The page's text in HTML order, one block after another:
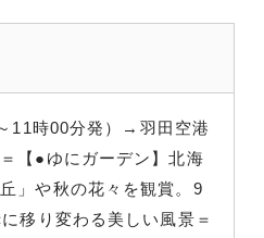
11時00分発）→羽田空港
【●ゆにガーデン】北海
」や秋の花々を観賞。9
移り変わる美しい風景＝